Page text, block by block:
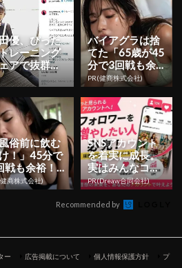
優、ぴった
レーニング
アで抜群の
レンダーボ
を公開！
バイアグラは捨
てた「65歳が45
分で3回戦も余
裕」980円で朝
まで絶好調！
PR(健商株式会社)
俗前に飲む
！」45分で
戦も余裕！9
で朝まで絶
商株式会社)
SNSアカウント
を着実に成長。
実はみんなココ
使ってます。
PR(Dreaw合同会社)
Recommended by
ー 広告掲載について 個人情報保護方針
プ